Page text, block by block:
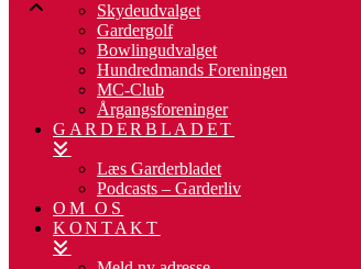
Skydeudvalget
Gardergolf
Bowlingudvalget
Hundredmands Foreningen
MC-Club
Årgangsforeninger
GARDERBLADET
Læs Garderbladet
Podcasts – Garderliv
OM OS
KONTAKT